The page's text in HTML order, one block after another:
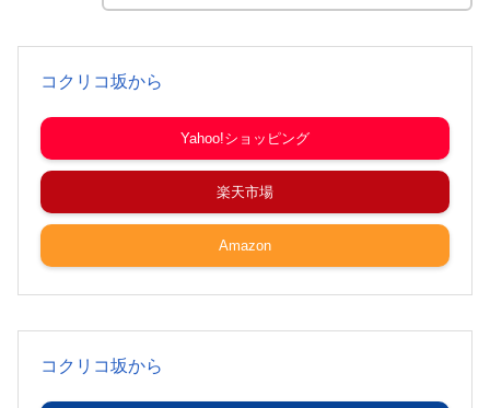
コクリコ坂から
Yahoo!ショッピング
楽天市場
Amazon
コクリコ坂から